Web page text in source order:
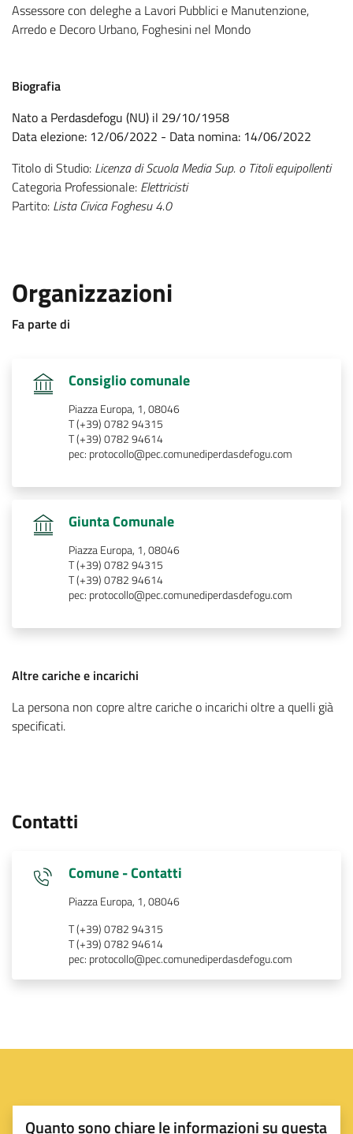
Assessore con deleghe a Lavori Pubblici e Manutenzione,
Arredo e Decoro Urbano, Foghesini nel Mondo.
Biografia:
Nato a Perdasdefogu (NU) il 29/10/1958
Data elezione: 12/06/2022 - Data nomina: 14/06/2022
Titolo di Studio: Licenza di Scuola Media Sup. o Titoli equipollenti
Categoria Professionale: Elettricisti
Partito: Lista Civica Foghesu 4.0
Organizzazioni
Fa parte di
Consiglio comunale.
Piazza Europa, 1, 08046
T (+39) 0782 94315
T (+39) 0782 94614
pec: protocollo@pec.comunediperdasdefogu.com
Giunta Comunale.
Piazza Europa, 1, 08046
T (+39) 0782 94315
T (+39) 0782 94614
pec: protocollo@pec.comunediperdasdefogu.com
Altre cariche e incarichi
La persona non copre altre cariche o incarichi oltre a quelli già
specificati..
Contatti
Comune - Contatti
Piazza Europa, 1, 08046
T (+39) 0782 94315
T (+39) 0782 94614
pec: protocollo@pec.comunediperdasdefogu.com
Quanto sono chiare le informazioni su questa